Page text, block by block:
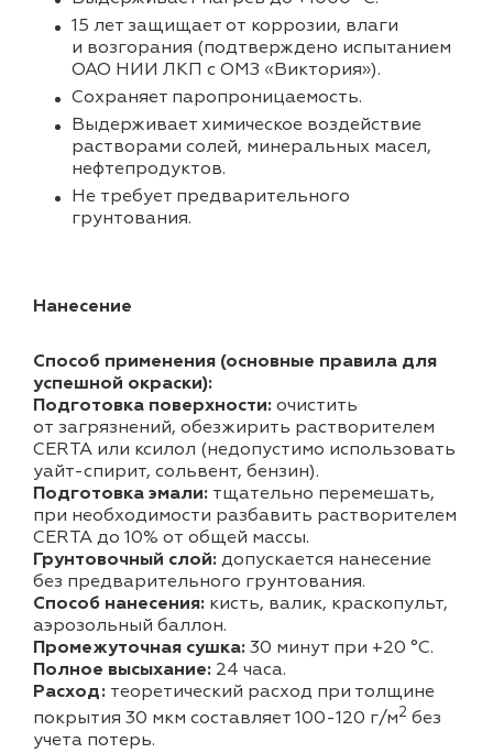
15 лет защищает от коррозии, влаги
и возгорания (подтверждено испытанием
ОАО НИИ ЛКП с ОМЗ «Виктория»).
Cохраняет паропроницаемость.
Выдерживает химическое воздействие
растворами солей, минеральных масел,
нефтепродуктов.
Не требует предварительного
грунтования.
Нанесение
Способ применения (основные правила для
успешной окраски):
Подготовка поверхности: очистить
от загрязнений, обезжирить растворителем
CERTA или ксилол (недопустимо использовать
уайт-спирит, сольвент, бензин).
Подготовка эмали: тщательно перемешать,
при необходимости разбавить растворителем
CERTA до 10% от общей массы.
Грунтовочный слой: допускается нанесение
без предварительного грунтования.
Способ нанесения: кисть, валик, краскопульт,
аэрозольный баллон.
Промежуточная сушка: 30 минут при +20 °С.
Полное высыхание: 24 часа.
Расход: теоретический расход при толщине
покрытия 30 мкм составляет 100-120 г/м2 без
учета потерь.